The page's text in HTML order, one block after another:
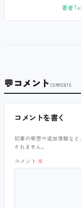
著者
💬コメント COMMENTS
コメントを書く
記事の感想や追加情報な
されません。
コメント ※